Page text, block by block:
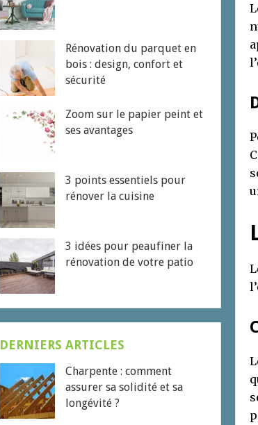
Rénovation du parquet en
bois : design, confort et
sécurité
Zoom sur le papier peint et
ses avantages
3 points essentiels pour
rénover la cuisine
3 idées pour peaufiner la
rénovation de votre patio
DERNIERS ARTICLES
Charpente : comment
assurer sa solidité et sa
longévité ?